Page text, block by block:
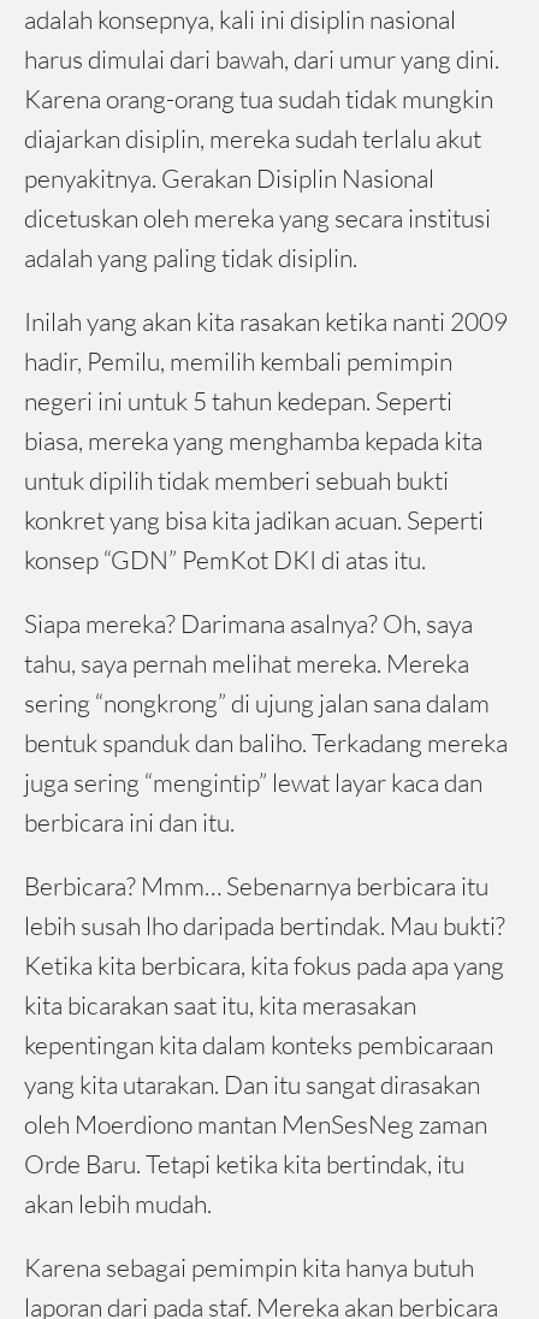
adalah konsepnya, kali ini disiplin nasional
harus dimulai dari bawah, dari umur yang dini.
Karena orang-orang tua sudah tidak mungkin
diajarkan disiplin, mereka sudah terlalu akut
penyakitnya. Gerakan Disiplin Nasional
dicetuskan oleh mereka yang secara institusi
adalah yang paling tidak disiplin.
Inilah yang akan kita rasakan ketika nanti 2009
hadir, Pemilu, memilih kembali pemimpin
negeri ini untuk 5 tahun kedepan. Seperti
biasa, mereka yang menghamba kepada kita
untuk dipilih tidak memberi sebuah bukti
konkret yang bisa kita jadikan acuan. Seperti
konsep “GDN” PemKot DKI di atas itu.
Siapa mereka? Darimana asalnya? Oh, saya
tahu, saya pernah melihat mereka. Mereka
sering “nongkrong” di ujung jalan sana dalam
bentuk spanduk dan baliho. Terkadang mereka
juga sering “mengintip” lewat layar kaca dan
berbicara ini dan itu.
Berbicara? Mmm… Sebenarnya berbicara itu
lebih susah lho daripada bertindak. Mau bukti?
Ketika kita berbicara, kita fokus pada apa yang
kita bicarakan saat itu, kita merasakan
kepentingan kita dalam konteks pembicaraan
yang kita utarakan. Dan itu sangat dirasakan
oleh Moerdiono mantan MenSesNeg zaman
Orde Baru. Tetapi ketika kita bertindak, itu
akan lebih mudah.
Karena sebagai pemimpin kita hanya butuh
laporan dari pada staf. Mereka akan berbicara